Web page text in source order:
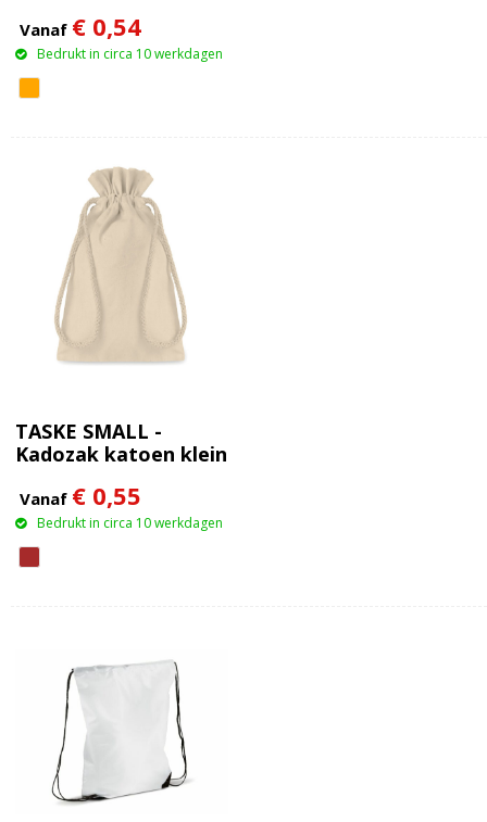
Vanaf € 0,54
Bedrukt in circa 10 werkdagen
TASKE SMALL -
Kadozak katoen klein
Vanaf € 0,55
Bedrukt in circa 10 werkdagen